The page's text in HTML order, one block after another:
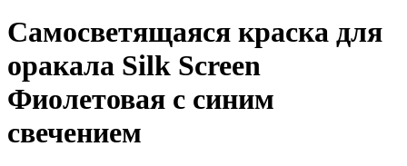
Самосветящаяся краска для
оракала Silk Screen
Фиолетовая с синим
свечением